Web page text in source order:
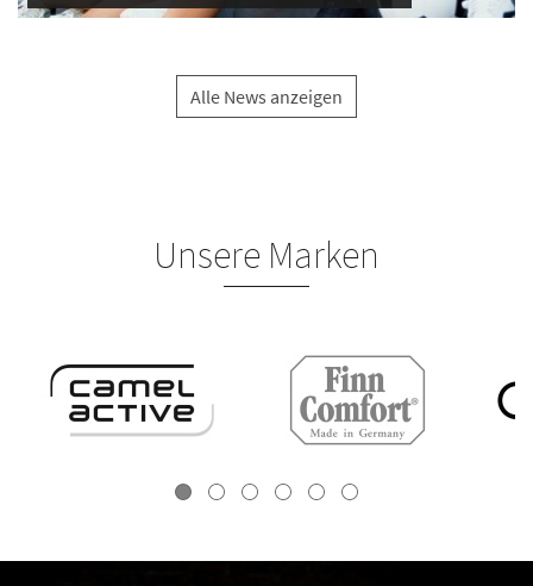
Alle News anzeigen
Unsere Marken